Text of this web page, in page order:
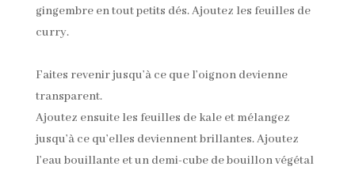
gingembre en tout petits dés. Ajoutez les feuilles de
curry.
Faites revenir jusqu’à ce que l’oignon devienne
transparent.
Ajoutez ensuite les feuilles de kale et mélangez
jusqu’à ce qu’elles deviennent brillantes. Ajoutez
l’eau bouillante et un demi-cube de bouillon végétal